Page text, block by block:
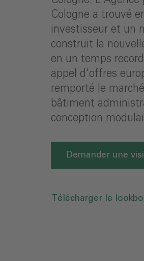
Cologne a trouvé
investisseur et un
construit la
en un temps
appel d'offres
remporté le
bâtiment
conception
Demander une
Télécharger le